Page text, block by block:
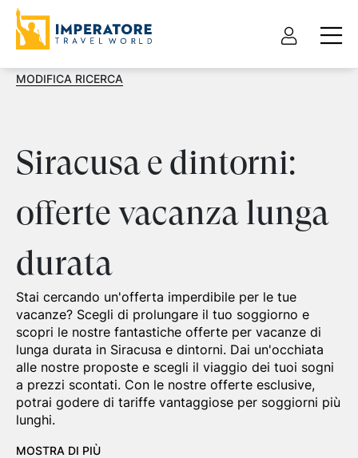
MODIFICA RICERCA
Siracusa e dintorni:
offerte vacanza lunga
durata
Stai cercando un'offerta imperdibile per le tue
vacanze? Scegli di prolungare il tuo soggiorno e
scopri le nostre fantastiche offerte per vacanze di
lunga durata in Siracusa e dintorni. Dai un'occhiata
alle nostre proposte e scegli il viaggio dei tuoi sogni
a prezzi scontati. Con le nostre offerte esclusive,
potrai godere di tariffe vantaggiose per soggiorni più
lunghi.
MOSTRA DI PIÙ